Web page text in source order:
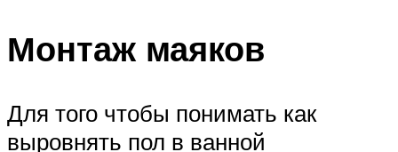
Монтаж маяков
Для того чтобы понимать как
выровнять пол в ванной